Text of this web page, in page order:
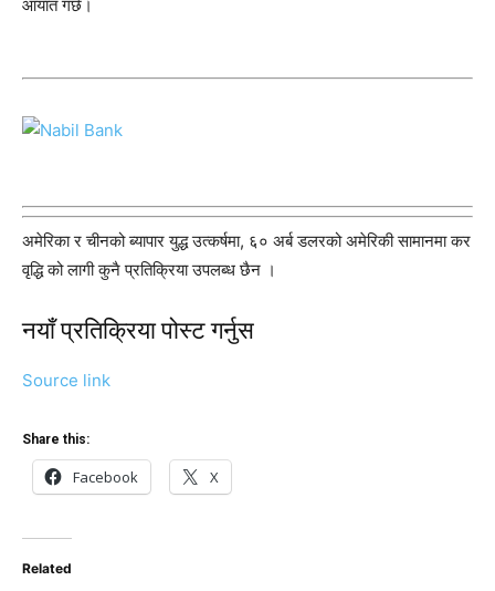
आयात गर्छ।
अमेरिका र चीनको ब्यापार युद्ध उत्कर्षमा, ६० अर्ब डलरको अमेरिकी सामानमा कर
वृद्धि को लागी कुनै प्रतिक्रिया उपलब्ध छैन ।
नयाँ प्रतिक्रिया पोस्ट गर्नुस
Source link
Share this:
Facebook X
Related